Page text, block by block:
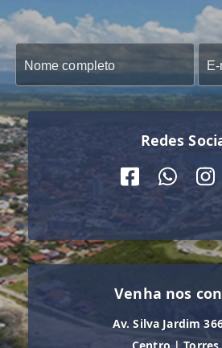
Redes
Venha nos
Av. Silva Jardim